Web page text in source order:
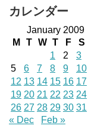
カレンダー
January 2009
M
T W T F S
1
2 3
5
6 7 8 9 10
12 13 14 15 16 17
19 20 21 22 23 24
26 27 28 29 30 31
« Dec
Feb »